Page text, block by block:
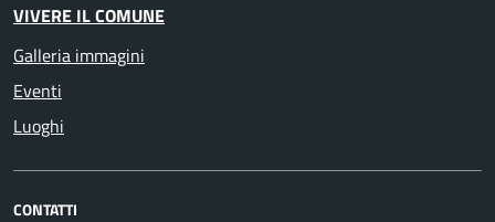
VIVERE IL COMUNE
Galleria immagini
Eventi
Luoghi
CONTATTI